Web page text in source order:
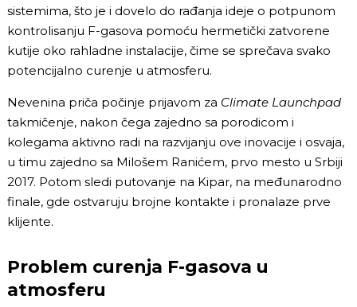
sistemima, što je i dovelo do rađanja ideje o potpunom
kontrolisanju F-gasova pomoću hermetički zatvorene
kutije oko rahladne instalacije, čime se sprečava svako
potencijalno curenje u atmosferu.
Nevenina priča počinje prijavom za Climate Launchpad
takmičenje, nakon čega zajedno sa porodicom i
kolegama aktivno radi na razvijanju ove inovacije i osvaja,
u timu zajedno sa Milošem Ranićem, prvo mesto u Srbiji
2017. Potom sledi putovanje na Kipar, na međunarodno
finale, gde ostvaruju brojne kontakte i pronalaze prve
klijente.
Problem curenja F-gasova u
atmosferu